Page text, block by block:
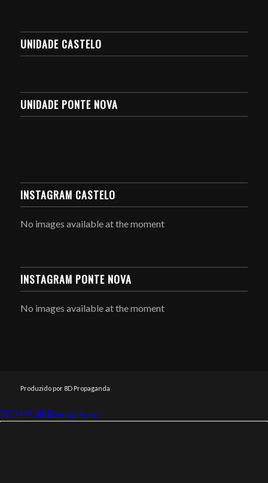
UNIDADE CASTELO
UNIDADE PONTE NOVA
INSTAGRAM CASTELO
No images available at the moment
INSTAGRAM PONTE NOVA
No images available at the moment
Produzido por 8D Propaganda
SEO MUNIZ
Link112Academia êxito